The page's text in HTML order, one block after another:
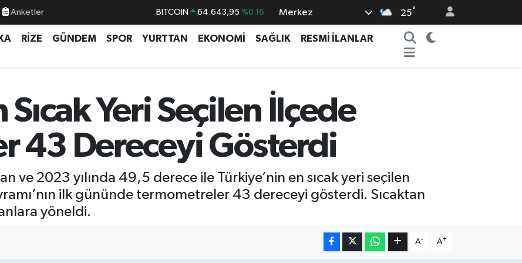
Anketler BITCOIN 64.643,95 %0.16
DOLAR 47,6704 %0
GRAM ALTIN 6500.87
BİST100 13.799
Merkez 25°
RİZE GÜNDEM SPOR YURTTAN EKONOMİ SAĞLIK
RESMİ İLANLAR
Yeri Seçilen İlçede
43 Dereceyi Gösterdi
ve 2023 yılında 49,5 derece ile Türkiye’nin en sıcak yeri seçilen
ilk gününde termometreler 43 dereceyi gösterdi. Sıcaktan
yöneldi.
A- A+